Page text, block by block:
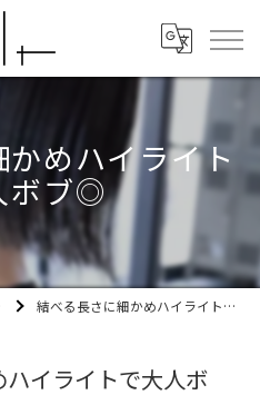
めハイライト
ボブ◎
結べる長さに細かめハイライトで大人ボブ◎
イライトで大人ボ